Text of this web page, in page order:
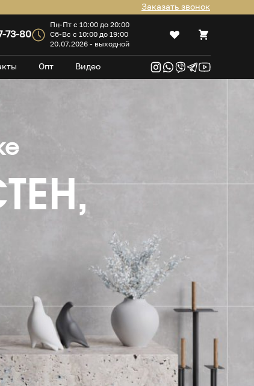
Заказать звонок
73-80
Пн-Пт с 10:00 до 20:00
Сб-Вс с 10:00 до 19:00
20.07.2026 - выходной
Опт Видео